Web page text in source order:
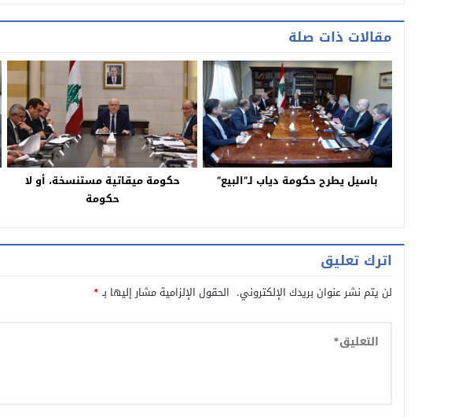
مقالات ذات صلة
باسيل يطرح حكومة دياب لـ”البيع”
حكومة ميقاتية مستنسخة، أو لا
حكومة
اترك تعليق
لن يتم نشر عنوان بريدك الإلكتروني. الحقول الإلزامية مشار إليها بـ*